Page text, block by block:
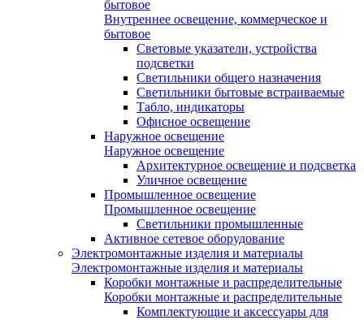
бытовое
Внутреннее освещение, коммерческое и
бытовое
Световые указатели, устройства
подсветки
Светильники общего назначения
Светильники бытовые встраиваемые
Табло, индикаторы
Офисное освещение
Наружное освещение
Наружное освещение
Архитектурное освещение и подсветка
Уличное освещение
Промышленное освещение
Промышленное освещение
Светильники промышленные
Активное сетевое оборудование
Электромонтажные изделия и материалы
Электромонтажные изделия и материалы
Коробки монтажные и распределительные
Коробки монтажные и распределительные
Комплектующие и аксессуары для